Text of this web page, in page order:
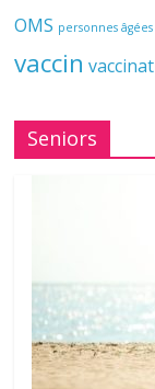
OMS personnes âgées
vaccin
Seniors